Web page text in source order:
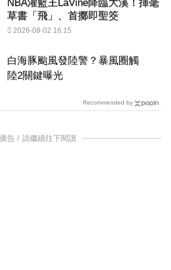
NBA灌籃王LaVine降臨大溪！揮毫
草書「飛」、首擲即聖筊
2026-08-02 16:15
白海豚颱風發陸警？暴風圈觸
陸2關鍵曝光
Recommended by
廣告 / 請繼續往下閱讀